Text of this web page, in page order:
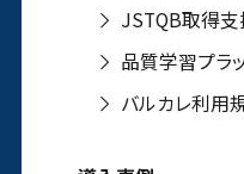
JSTQB取得
品質学習プラ
バルカレ利用